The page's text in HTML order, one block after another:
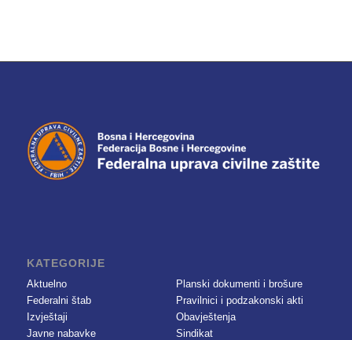
KATEGORIJE
Aktuelno
Federalni štab
Izvještaji
Javne nabavke
Planski dokumenti i brošure
Pravilnici i podzakonski akti
Obavještenja
Sindikat